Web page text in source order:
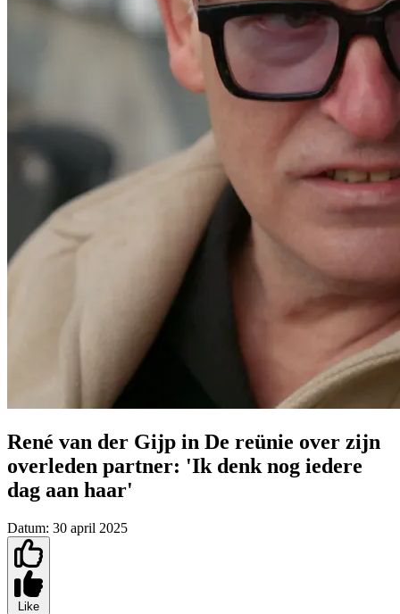
René van der Gijp in De reünie over zijn
overleden partner: 'Ik denk nog iedere
dag aan haar'
Datum: 30 april 2025
Like